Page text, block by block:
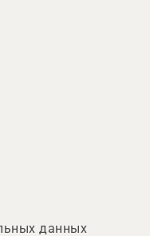
данных